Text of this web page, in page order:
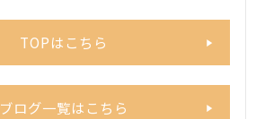
TOPはこちら
ブログ一覧はこちら